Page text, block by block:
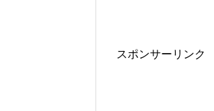
スポンサーリンク